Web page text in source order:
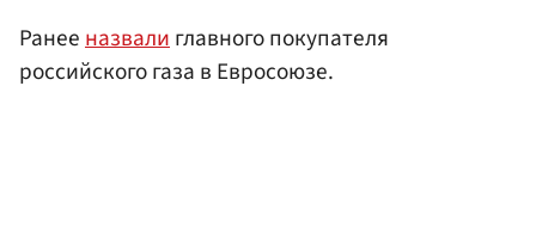
Ранееназвалиглавного покупателя
российского газа в Евросоюзе.